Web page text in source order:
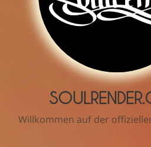
Willkommen auf der